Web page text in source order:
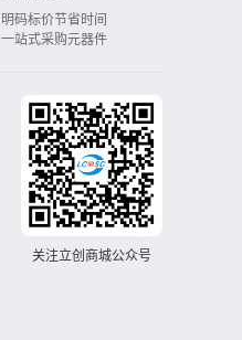
明码标价节省时间
一站式采购元器件
关注立创商城公众号